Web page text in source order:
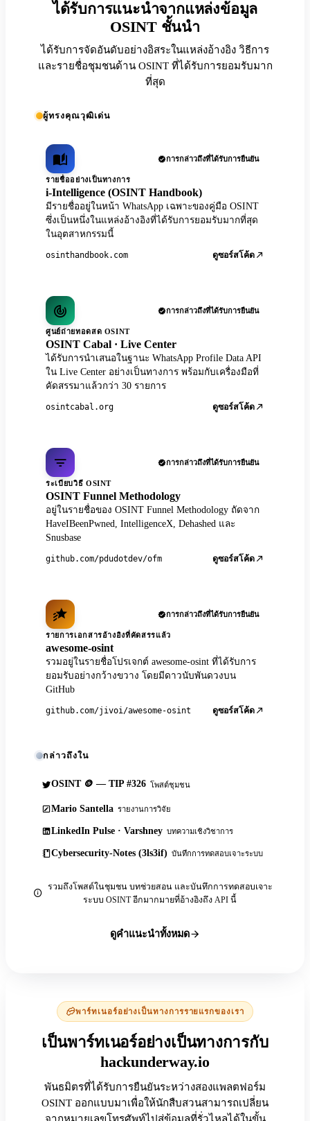
ได้รับการแนะนำจากแหล่งข้อมูล
OSINT ชั้นนำ
ได้รับการจัดอันดับอย่างอิสระในแหล่งอ้างอิง วิธีการ
และรายชื่อชุมชนด้าน OSINT ที่ได้รับการยอมรับมาก
ที่สุด
ผู้ทรงคุณวุฒิเด่น
การกล่าวถึงที่ได้รับการยืนยัน
รายชื่ออย่างเป็นทางการ
i-Intelligence (OSINT Handbook)
มีรายชื่ออยู่ในหน้า WhatsApp เฉพาะของคู่มือ OSINT
ซึ่งเป็นหนึ่งในแหล่งอ้างอิงที่ได้รับการยอมรับมากที่สุด
ในอุตสาหกรรมนี้
osinthandbook.com ดูซอร์สโค้ด
การกล่าวถึงที่ได้รับการยืนยัน
ศูนย์ถ่ายทอดสด OSINT
OSINT Cabal · Live Center
ได้รับการนำเสนอในฐานะ WhatsApp Profile Data API
ใน Live Center อย่างเป็นทางการ พร้อมกับเครื่องมือที่
คัดสรรมาแล้วกว่า 30 รายการ
osintcabal.org ดูซอร์สโค้ด
การกล่าวถึงที่ได้รับการยืนยัน
ระเบียบวิธี OSINT
OSINT Funnel Methodology
อยู่ในรายชื่อของ OSINT Funnel Methodology ถัดจาก
HaveIBeenPwned, IntelligenceX, Dehashed และ
Snusbase
github.com/pdudotdev/ofm ดูซอร์สโค้ด
การกล่าวถึงที่ได้รับการยืนยัน
รายการเอกสารอ้างอิงที่คัดสรรแล้ว
awesome-osint
รวมอยู่ในรายชื่อโปรเจกต์ awesome-osint ที่ได้รับการ
ยอมรับอย่างกว้างขวาง โดยมีดาวนับพันดวงบน
GitHub
github.com/jivoi/awesome-osint ดูซอร์สโค้ด
กล่าวถึงใน
OSINT 🪙 — TIP #326 โพสต์ชุมชน
Mario Santella รายงานการวิจัย
LinkedIn Pulse · Varshney บทความเชิงวิชาการ
Cybersecurity-Notes (3ls3if) บันทึกการทดสอบเจาะระบบ
รวมถึงโพสต์ในชุมชน บทช่วยสอน และบันทึกการทดสอบเจาะ
ระบบ OSINT อีกมากมายที่อ้างอิงถึง API นี้
ดูคำแนะนำทั้งหมด
พาร์ทเนอร์อย่างเป็นทางการรายแรกของเรา
เป็นพาร์ทเนอร์อย่างเป็นทางการกับ
hackunderway.io
พันธมิตรที่ได้รับการยืนยันระหว่างสองแพลตฟอร์ม
OSINT ออกแบบมาเพื่อให้นักสืบสวนสามารถเปลี่ยน